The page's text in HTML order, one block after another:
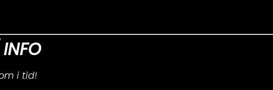
i tid!